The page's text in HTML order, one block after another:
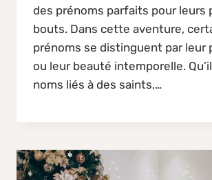
des prénoms parfaits pour leurs
bouts. Dans cette aventure,
prénoms se distinguent par leur
ou leur beauté intemporelle.
noms liés à des saints,…